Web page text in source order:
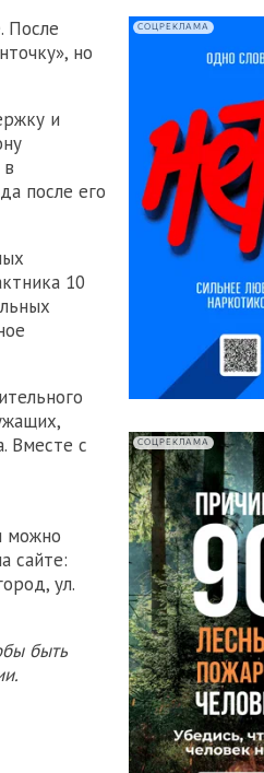
После
но
и
после его
10
Вместе с
можно
сайте:
ул.
быть
СОЦРЕКЛАМА
СОЦРЕКЛАМА